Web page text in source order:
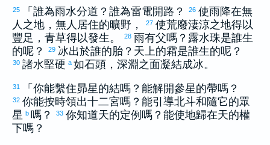
25 「誰為雨水分道？誰為雷電開路？ 26 使雨降在無
人之地，無人居住的曠野，
27 使荒廢淒涼之地得以
豐足，青草得以發生。
28 雨有父嗎？露水珠是誰生
的呢？
29 冰出於誰的胎？天上的霜是誰生的呢？
30 諸水堅硬 a 如石頭，深淵之面凝結成冰。
31 「你能繫住昴星的結嗎？能解開參星的帶嗎？
32 你能按時領出十二宮嗎？能引導北斗和隨它的眾
星 b 嗎？ 33 你知道天的定例嗎？能使地歸在天的權
下嗎？